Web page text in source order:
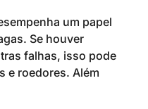
um papel
Se houver
falhas, isso pode
e roedores. Além